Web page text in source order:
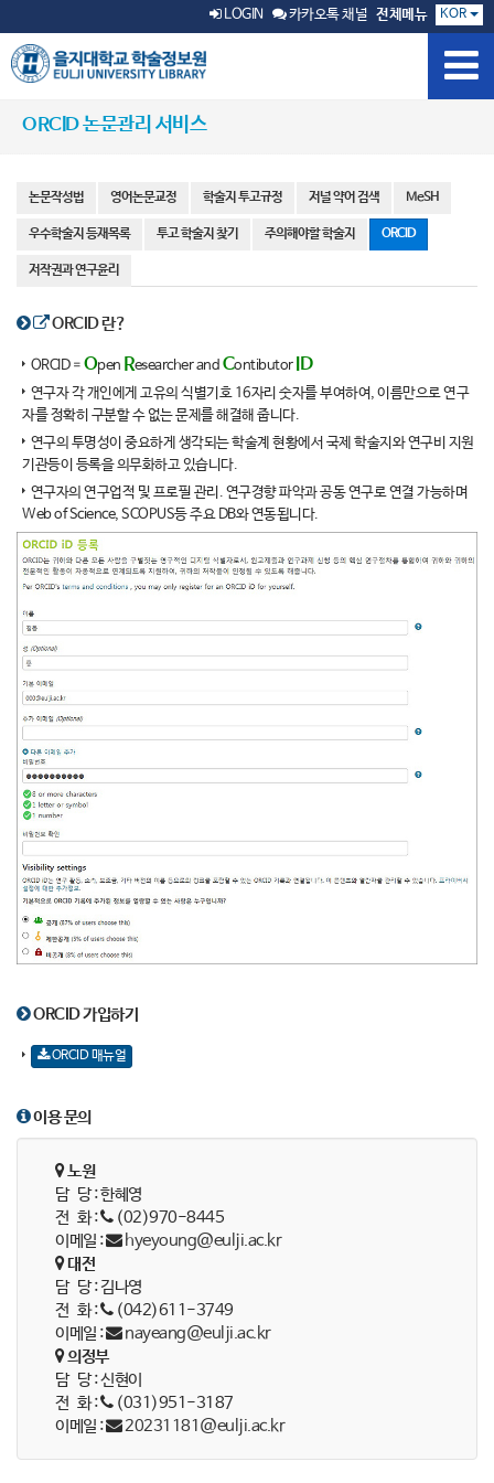
LOGIN 카카오톡 채널 전체메뉴 KOR
ORCID 논문관리 서비스
논문작성법 영어논문교정 학술지 투고규정 저널 약어 검색 MeSH
우수학술지 등재목록 투고 학술지 찾기 주의해야할 학술지 ORCID
저작권과 연구윤리
ORCID 란?
ORCID = Open Researcher and Contibutor ID
연구자 각 개인에게 고유의 식별기호 16자리 숫자를 부여하여, 이름만으로 연구
자를 정확히 구분할 수 없는 문제를 해결해 줍니다.
연구의 투명성이 중요하게 생각되는 학술계 현황에서 국제 학술지와 연구비 지원
기관등이 등록을 의무화하고 있습니다.
연구자의 연구업적 및 프로필 관리. 연구경향 파악과 공동 연구로 연결 가능하며
Web of Science, SCOPUS등 주요 DB와 연동됩니다.
ORCID 가입하기
ORCID 매뉴얼
이용 문의
노원
담 당 : 한혜영
전 화 :
(02)970-8445
이메일 :
hyeyoung@eulji.ac.kr
대전
담 당 : 김나영
전 화 :
(042)611-3749
이메일 :
nayeang@eulji.ac.kr
의정부
담 당 : 신현이
전 화 :
(031)951-3187
이메일 :
20231181@eulji.ac.kr